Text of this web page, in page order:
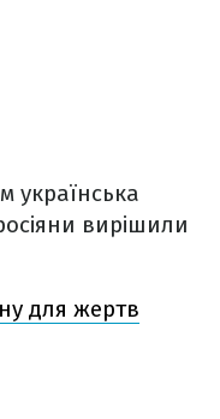
українська
вирішили
для жертв